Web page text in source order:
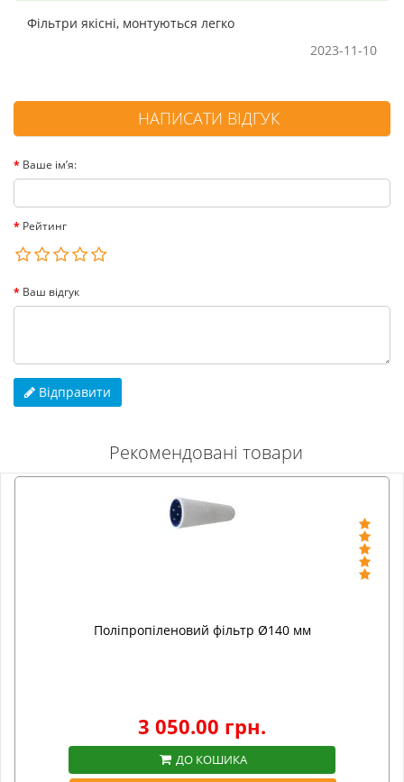
Фільтри якісні, монтуються легко
2023-11-10
НАПИСАТИ ВІДГУК
Ваше ім’я:
Рейтинг
Ваш відгук
Відправити
Рекомендовані товари
Поліпропіленовий фільтр Ø140 мм
3 050.00 грн.
ДО КОШИКА